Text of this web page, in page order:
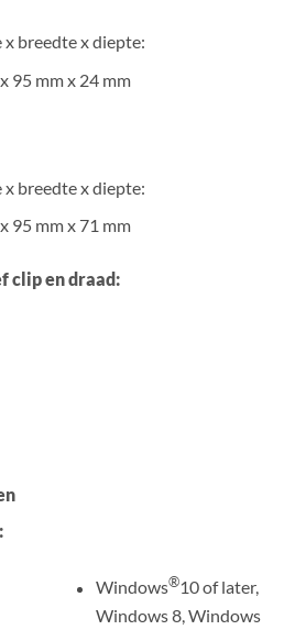
x breedte x diepte:
95 mm x 24 mm
x breedte x diepte:
95 mm x 71 mm
clip en draad:
Windows®10 of later,
Windows 8, Windows